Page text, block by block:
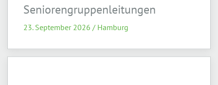
Seniorengruppenleitungen
23. September 2026 / Hamburg